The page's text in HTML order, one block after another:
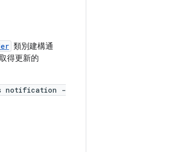
類別建構通
得更新的
notification -